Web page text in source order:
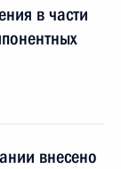
в части
внесено